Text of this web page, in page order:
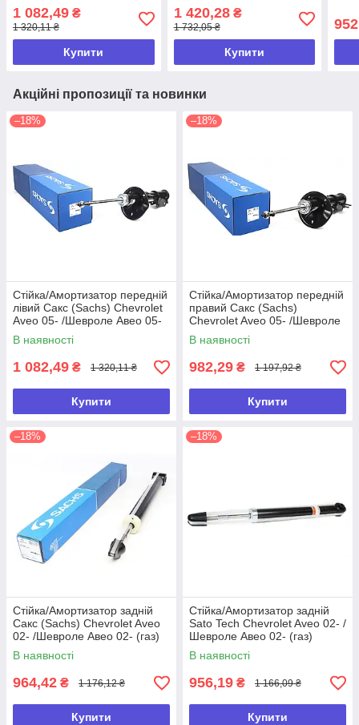
1 082,49 ₴
1 320,11 ₴
Купити
1 420,28₴
1 732,05 ₴
Купити
Акційні пропозиції та новинки
–18%
Стійка/Амортизатор передній
лівий Сакс (Sachs) Chevrolet
Aveo 05- /Шевроле Авео 05-
(газ)
В наявності
1 082,49 ₴ 1 320,11 ₴
Купити
–18%
Стійка/Амортизатор передній
правий Сакс (Sachs)
Chevrolet Aveo 05- /Шевроле
Авео 05- (газ)
В наявності
982,29 ₴ 1 197,92 ₴
Купити
–18%
Стійка/Амортизатор задній
Сакс (Sachs) Chevrolet Aveo
02- /Шевроле Авео 02- (газ)
В наявності
964,42 ₴ 1 176,12 ₴
Купити
–18%
Стійка/Амортизатор задній
Sato Tech Chevrolet Aveo 02- /
Шевроле Авео 02- (газ)
В наявності
956,19 ₴ 1 166,09 ₴
Купити